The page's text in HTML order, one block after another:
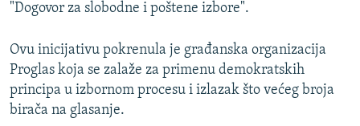
POST SCRIPTUM
MOJA EVROPA
TRI DECENIJE OD RATA U BIH
SVE KARTE DEJTONA
"Dogovor za slobodne i poštene izbore".
Ovu inicijativu pokrenula je građanska organizacija
Proglas koja se zalaže za primenu demokratskih
principa u izbornom procesu i izlazak što većeg broja
birača na glasanje.